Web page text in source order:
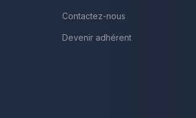
Contactez-nous
Devenir adhérent